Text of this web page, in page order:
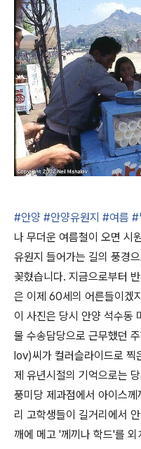
#안양 #안양유원지 #여름 #
나 무더운 여름철이 오면 시
유원지 들어가는 길의 풍경
꽂혔습니다. 지금으로부터
은 이제 60세의 어른들이겠
이 사진은 당시 안양 석수동
물 수송담당으로 근무했던
lov)씨가 컬러슬라이드로 찍
제 유년시절의 기억으로는
풍미당 제과점에서 아이스
리 고학생들이 길거리에서
깨에 메고 '께끼나 학드'를